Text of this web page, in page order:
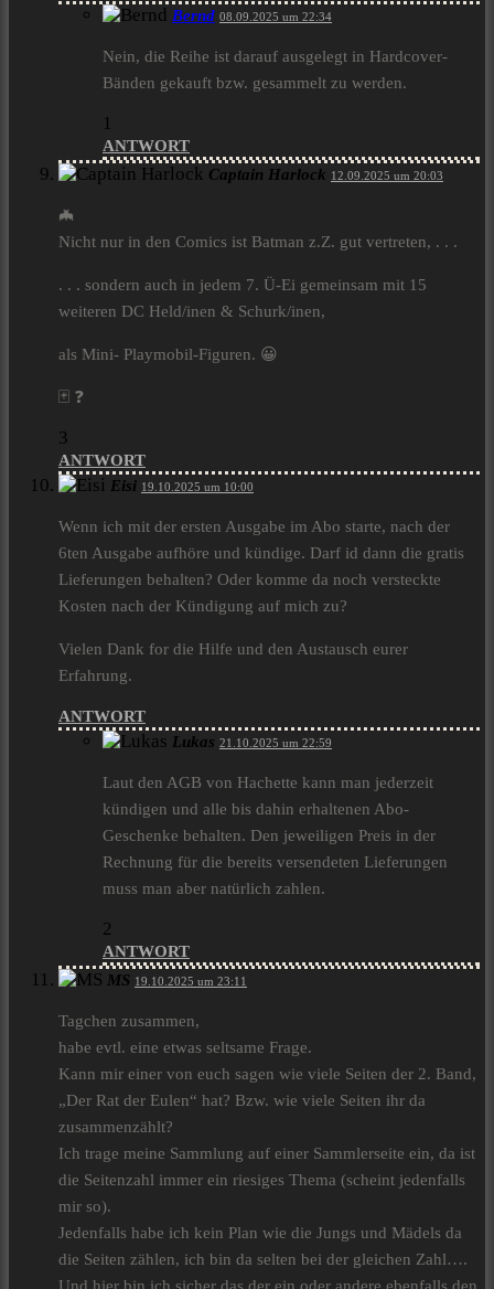
Bernd 08.09.2025 um 22:34
Nein, die Reihe ist darauf ausgelegt in Hardcover-
Bänden gekauft bzw. gesammelt zu werden.
1
ANTWORT
Captain Harlock 12.09.2025 um 20:03
🦇
Nicht nur in den Comics ist Batman z.Z. gut vertreten, . . .
. . . sondern auch in jedem 7. Ü-Ei gemeinsam mit 15
weiteren DC Held/inen & Schurk/inen,
als Mini- Playmobil-Figuren. 😀
🃏 ❓
3
ANTWORT
Eisi 19.10.2025 um 10:00
Wenn ich mit der ersten Ausgabe im Abo starte, nach der
6ten Ausgabe aufhöre und kündige. Darf id dann die gratis
Lieferungen behalten? Oder komme da noch versteckte
Kosten nach der Kündigung auf mich zu?
Vielen Dank for die Hilfe und den Austausch eurer
Erfahrung.
ANTWORT
Lukas 21.10.2025 um 22:59
Laut den AGB von Hachette kann man jederzeit
kündigen und alle bis dahin erhaltenen Abo-
Geschenke behalten. Den jeweiligen Preis in der
Rechnung für die bereits versendeten Lieferungen
muss man aber natürlich zahlen.
2
ANTWORT
MS 19.10.2025 um 23:11
Tagchen zusammen,
habe evtl. eine etwas seltsame Frage.
Kann mir einer von euch sagen wie viele Seiten der 2. Band,
„Der Rat der Eulen“ hat? Bzw. wie viele Seiten ihr da
zusammenzählt?
Ich trage meine Sammlung auf einer Sammlerseite ein, da ist
die Seitenzahl immer ein riesiges Thema (scheint jedenfalls
mir so).
Jedenfalls habe ich kein Plan wie die Jungs und Mädels da
die Seiten zählen, ich bin da selten bei der gleichen Zahl….